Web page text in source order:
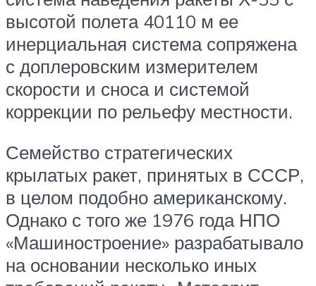
высотой полета 40110 м ее
инерциальная система сопряжена
с доплеровским измерителем
скорости и сноса и системой
коррекции по рельефу местности.
Семейство стратегических
крылатых ракет, принятых в СССР,
в целом подобно американскому.
Однако с того же 1976 года НПО
«Машиностроение» разрабатывало
на основании несколько иных